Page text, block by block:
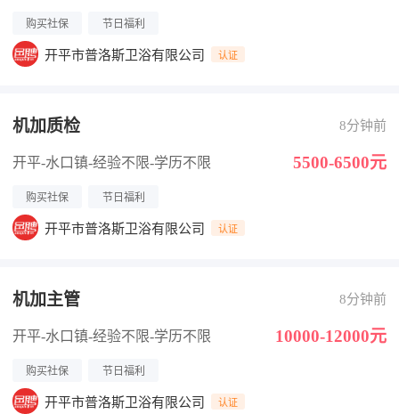
购买社保 节日福利
开平市普洛斯卫浴有限公司 认证
机加质检 8分钟前
开平-水口镇-经验不限-学历不限 5500-6500元
购买社保 节日福利
开平市普洛斯卫浴有限公司 认证
机加主管 8分钟前
开平-水口镇-经验不限-学历不限 10000-12000元
购买社保 节日福利
开平市普洛斯卫浴有限公司 认证